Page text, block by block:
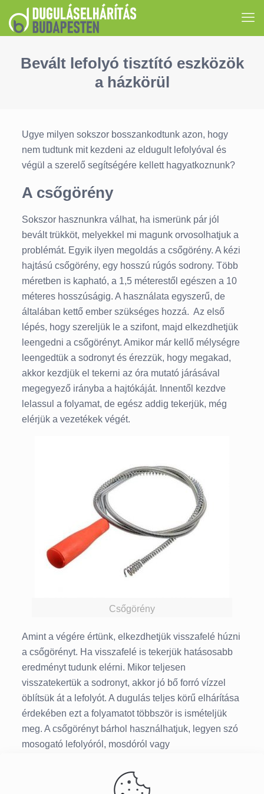
Bevált lefolyó tisztító eszközök
a házkörül
Ugye milyen sokszor bosszankodtunk azon, hogy
nem tudtunk mit kezdeni az eldugult lefolyóval és
végül a szerelő segítségére kellett hagyatkoznunk?
A csőgörény
Sokszor hasznunkra válhat, ha ismerünk pár jól
bevált trükköt, melyekkel mi magunk orvosolhatjuk a
problémát. Egyik ilyen megoldás a csőgörény. A kézi
hajtású csőgörény, egy hosszú rúgós sodrony. Több
méretben is kapható, a 1,5 méterestől egészen a 10
méteres hosszúságig. A használata egyszerű, de
általában kettő ember szükséges hozzá. Az első
lépés, hogy szereljük le a szifont, majd elkezdhetjük
leengedni a csőgörényt. Amikor már kellő mélységre
leengedtük a sodronyt és érezzük, hogy megakad,
akkor kezdjük el tekerni az óra mutató járásával
megegyező irányba a hajtókáját. Innentől kezdve
lelassul a folyamat, de egész addig tekerjük, még
elérjük a vezetékek végét.
Csőgörény
Amint a végére értünk, elkezdhetjük visszafelé húzni
a csőgörényt. Ha visszafelé is tekerjük hatásosabb
eredményt tudunk elérni. Mikor teljesen
visszatekertük a sodronyt, akkor jó bő forró vízzel
öblítsük át a lefolyót. A dugulás teljes körű elhárítása
érdekében ezt a folyamatot többször is ismételjük
meg. A csőgörényt bárhol használhatjuk, legyen szó
mosogató lefolyóról, mosdóról vagy
fokozott óvatosságot igényel, hogy nehogy leüssük a
porcelánt. A csőgörény használatánál mindig